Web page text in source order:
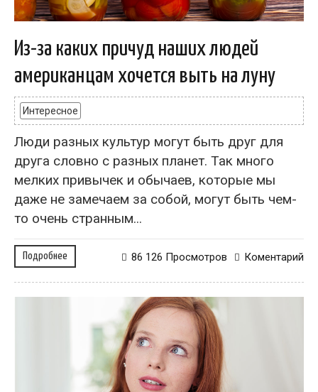
Из-за каких причуд наших людей
американцам хочется выть на луну
Интересное
Люди разных культур могут быть друг для
друга словно с разных планет. Так много
мелких привычек и обычаев, которые мы
даже не замечаем за собой, могут быть чем-
то очень странным...
Подробнее Коментарий
86 126 Просмотров